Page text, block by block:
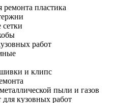
пластика
работ
и клипс
пыли и газов
кузовных работ